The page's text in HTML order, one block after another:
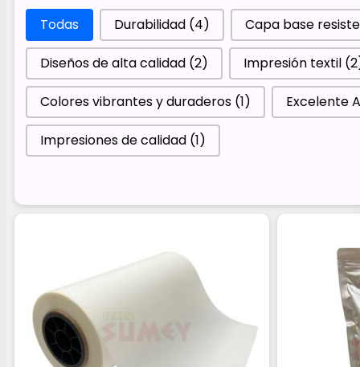
Nube de etiquetas
Todas Durabilidad (4) Capa base
Diseños de alta calidad (2) Impresión textil
Colores vibrantes y duraderos (1) Excelente
Impresiones de calidad (1)